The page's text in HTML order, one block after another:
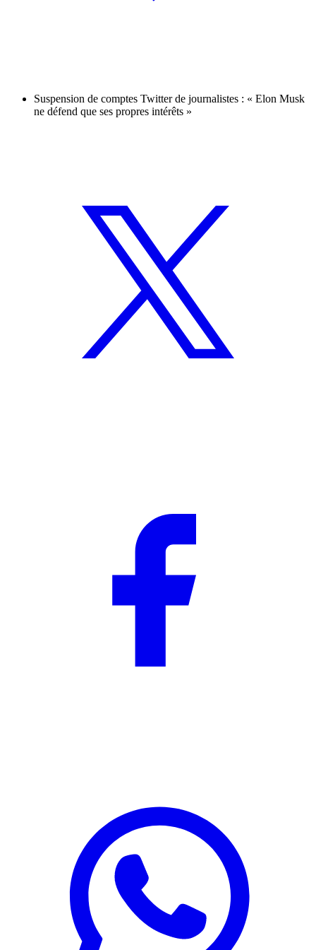
Suspension de comptes Twitter de journalistes : « Elon Musk
ne défend que ses propres intérêts »